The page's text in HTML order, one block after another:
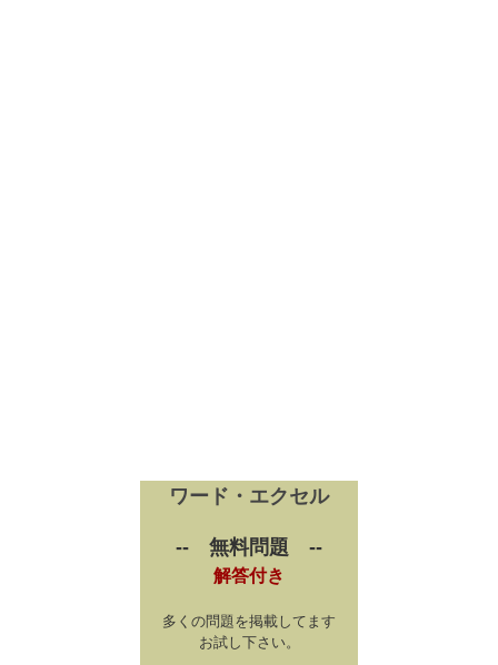
ワード・エクセル
-- 無料問題 --
解答付き
多くの問題を掲載してます
お試し下さい。